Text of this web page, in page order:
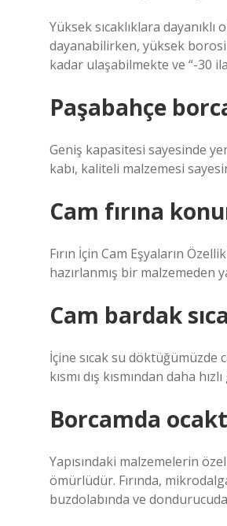
Yüksek sıcaklıklara
dayanabilirken, yüksek
kadar ulaşabilmekte ve “-30
Paşabahçe
Geniş kapasitesi sayesinde
kabı, kaliteli malzemesi
Cam fırına
Fırın İçin Cam Eşyaların
hazırlanmış bir malzemeden
Cam bardak
İçine sıcak su döktüğümüzde
kısmı dış kısmından daha
Borcamda
Yapısındaki malzemelerin
ömürlüdür. Fırında,
buzdolabında ve